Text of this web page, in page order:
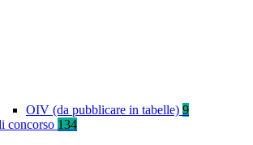
OIV (da pubblicare in tabelle) 9
concorso 134